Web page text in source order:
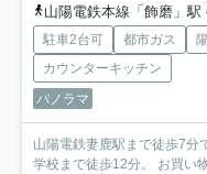
山陽電鉄本線「飾磨」駅
駐車2台可 都市ガス
カウンターキッチン
パノラマ
山陽電鉄妻鹿駅まで徒歩7分
学校まで徒歩12分。 お買い